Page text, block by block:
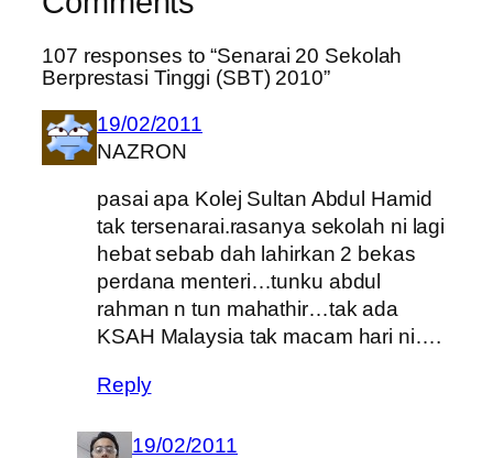
107 responses to “Senarai 20 Sekolah
Berprestasi Tinggi (SBT) 2010”
19/02/2011
NAZRON
pasai apa Kolej Sultan Abdul Hamid
tak tersenarai.rasanya sekolah ni lagi
hebat sebab dah lahirkan 2 bekas
perdana menteri…tunku abdul
rahman n tun mahathir…tak ada
KSAH Malaysia tak macam hari ni….
Reply
19/02/2011